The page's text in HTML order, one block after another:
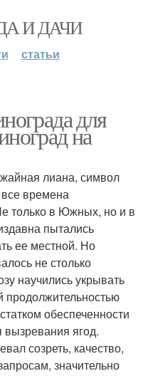
И ДАЧИ
статьи
для
на
лиана, символ
времена
только в Южных, но и в
пытались
ее местной. Но
не столько
научились укрывать
продолжительностью
обеспеченности
ягод.
созреть, качество,
значительно